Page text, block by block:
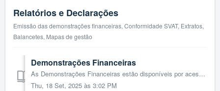
Relatórios e Declarações
Emissão das demonstrações financeiras, Conformidade SVAT, Extratos,
Balancetes, Mapas de gestão
Demonstrações Financeiras
As Demonstrações Financeiras estão disponíveis por acesso ao menu Contabilidade > Relatórios > Demonstração Financeiras. No menu das Demonstr...
Thu, 18 Set, 2025 às 3:02 PM